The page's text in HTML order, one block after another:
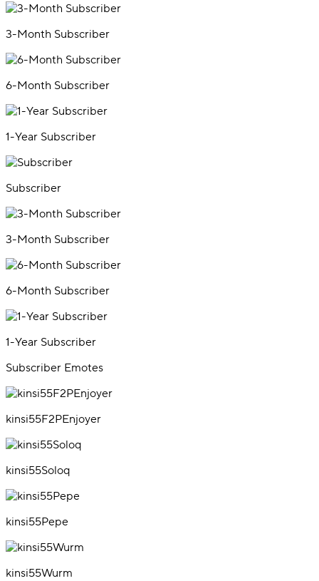
3-Month Subscriber
6-Month Subscriber
1-Year Subscriber
Subscriber
3-Month Subscriber
6-Month Subscriber
1-Year Subscriber
Subscriber Emotes
kinsi55F2PEnjoyer
kinsi55Soloq
kinsi55Pepe
kinsi55Wurm